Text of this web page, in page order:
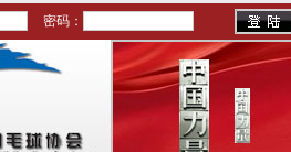
密码：